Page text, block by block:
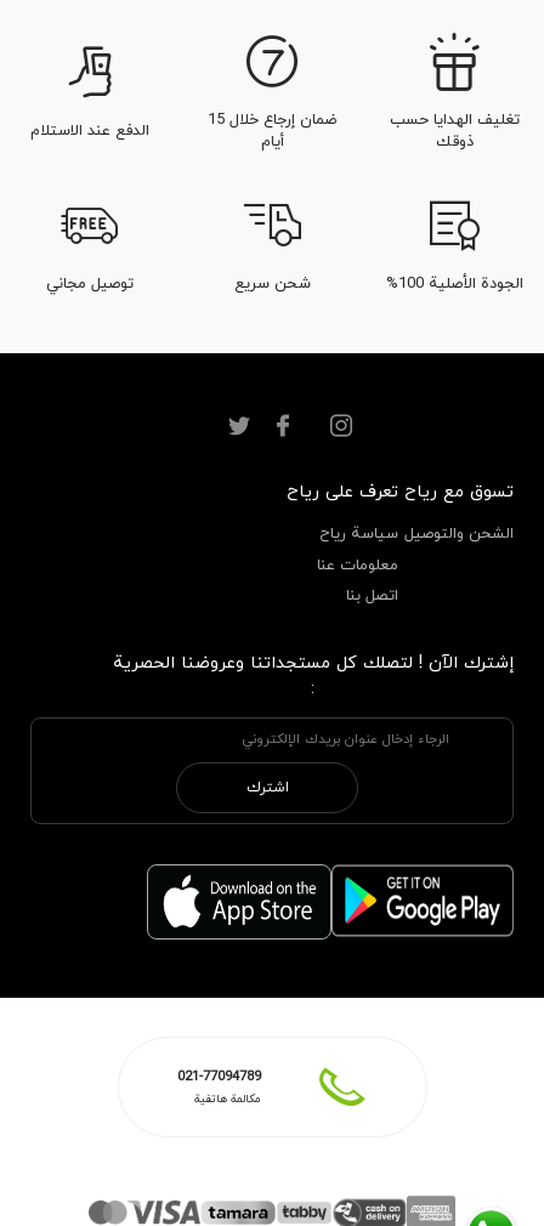
تغليف الهدايا حسب
ذوقك
ضمان إرجاع خلال 15
أيام
الدفع عند الاستلام
الجودة الأصلية 100% شحن سريع توصيل مجاني
تسوق مع رياح
الشحن والتوصيل
تعرف على رياح
سياسة رياح
معلومات عنا
اتصل بنا
إشترك الآن ! لتصلك كل مستجداتنا وعروضنا الحصرية
:
اشترك
021-77094789
مكالمة هاتفية